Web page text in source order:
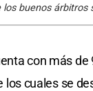
buenos árbitros
con más de
los cuales se